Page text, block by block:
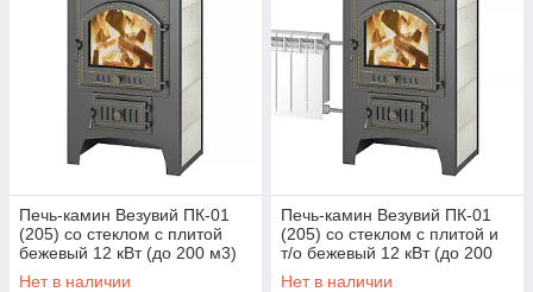
Печь-камин Везувий ПК-01
(205) со стеклом с плитой
бежевый 12 кВт (до 200 м3)
Нет в наличии
Печь-камин Везувий ПК-01
(205) со стеклом с плитой и
т/о бежевый 12 кВт (до 200
м3)
Нет в наличии